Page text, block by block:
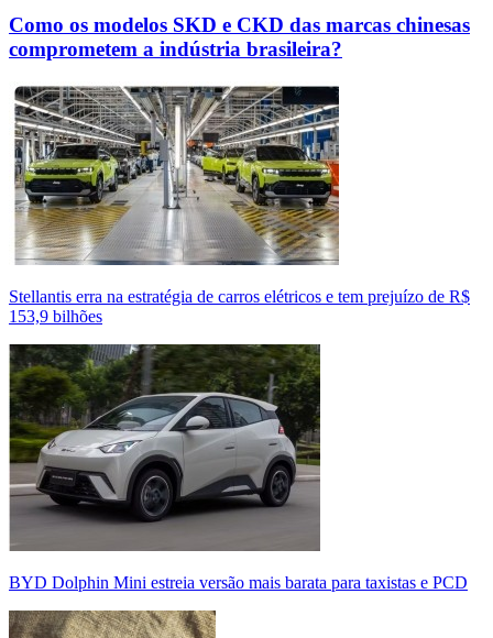
Como os modelos SKD e CKD das marcas chinesas
comprometem a indústria brasileira?
Stellantis erra na estratégia de carros elétricos e tem prejuízo de R$
153,9 bilhões
BYD Dolphin Mini estreia versão mais barata para taxistas e PCD